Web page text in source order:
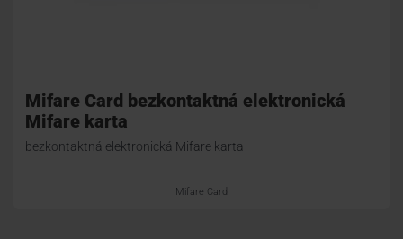
Mifare Card bezkontaktná elektronická
Mifare karta
bezkontaktná elektronická Mifare karta
Mifare Card